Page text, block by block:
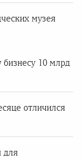
музея
10 млрд
отличился
для